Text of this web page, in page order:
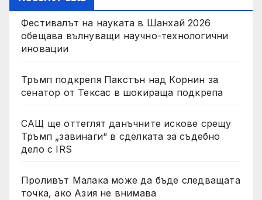
Фестивалът на науката в Шанхай 2026
обещава вълнуващи научно-технологични
иновации
Тръмп подкрепя Пакстън над Корнин за
сенатор от Тексас в шокираща подкрепа
САЩ ще оттеглят данъчните искове срещу
Тръмп „завинаги“ в сделката за съдебно
дело с IRS
Проливът Малака може да бъде следващата
точка, ако Азия не внимава